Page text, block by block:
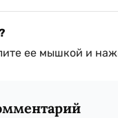
ее мышкой и